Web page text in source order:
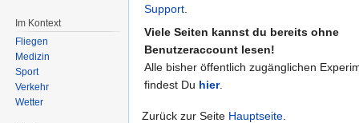
Support
Viele Seiten kannst du bereits ohne
Benutzeraccount lesen!
Alle bisher öffentlich zugänglichen
findest Du hier.
Zurück zur Seite Hauptseite
Im Kontext
Fliegen
Medizin
Sport
Verkehr
Wetter